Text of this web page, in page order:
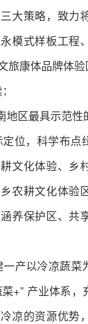
大策略，致力
模式样板工程
旅康体品牌体验
地区最具示范
位，科学布点
文化体验、乡
农耕文化体验
养保护区、共
产以冷凉蔬菜
+” 产业体系
凉的资源优势